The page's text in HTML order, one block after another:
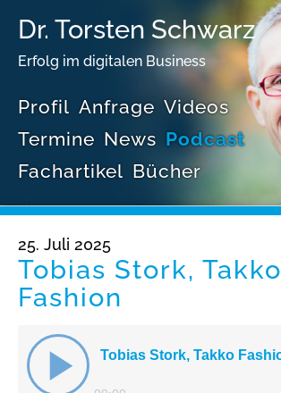
Dr. Torsten Schwarz
Erfolg im digitalen Business
Profil Anfrage Videos
Termine News Podcast
Fachartikel Bücher
25. Juli 2025
Tobias Stork, Takko
Fashion